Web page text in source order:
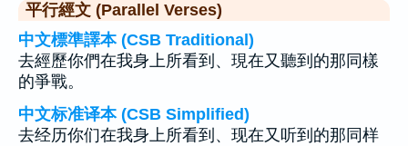
平行經文 (Parallel Verses)
中文標準譯本 (CSB Traditional)
去經歷你們在我身上所看到、現在又聽到的那同樣
的爭戰。
中文标准译本 (CSB Simplified)
去经历你们在我身上所看到、现在又听到的那同样